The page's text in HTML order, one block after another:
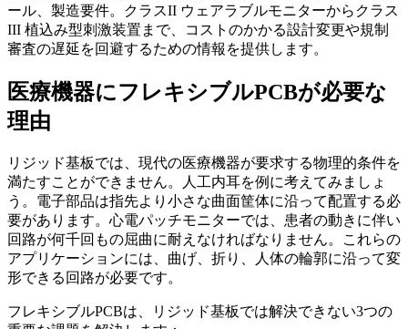
ール、製造要件。クラスII ウェアラブルモニターからクラス
III 植込み型刺激装置まで、コストのかかる設計変更や規制
審査の遅延を回避するための情報を提供します。
医療機器にフレキシブルPCBが必要な
理由
リジッド基板では、現代の医療機器が要求する物理的条件を
満たすことができません。人工内耳を例に考えてみましょ
う。電子部品は指先より小さな曲面筐体に沿って配置する必
要があります。心電パッチモニターでは、患者の動きに伴い
回路が何千回もの屈曲に耐えなければなりません。これらの
アプリケーションには、曲げ、折り、人体の輪郭に沿って変
形できる回路が必要です。
フレキシブルPCBは、リジッド基板では解決できない3つの